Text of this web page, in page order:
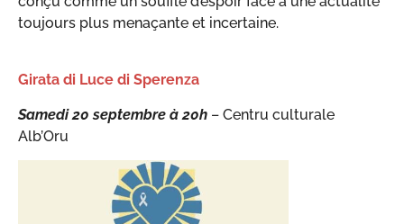
toujours plus menaçante et incertaine.
Girata di Luce di Sperenza
Samedi 20 septembre à 20h – Centru culturale
Alb’Oru